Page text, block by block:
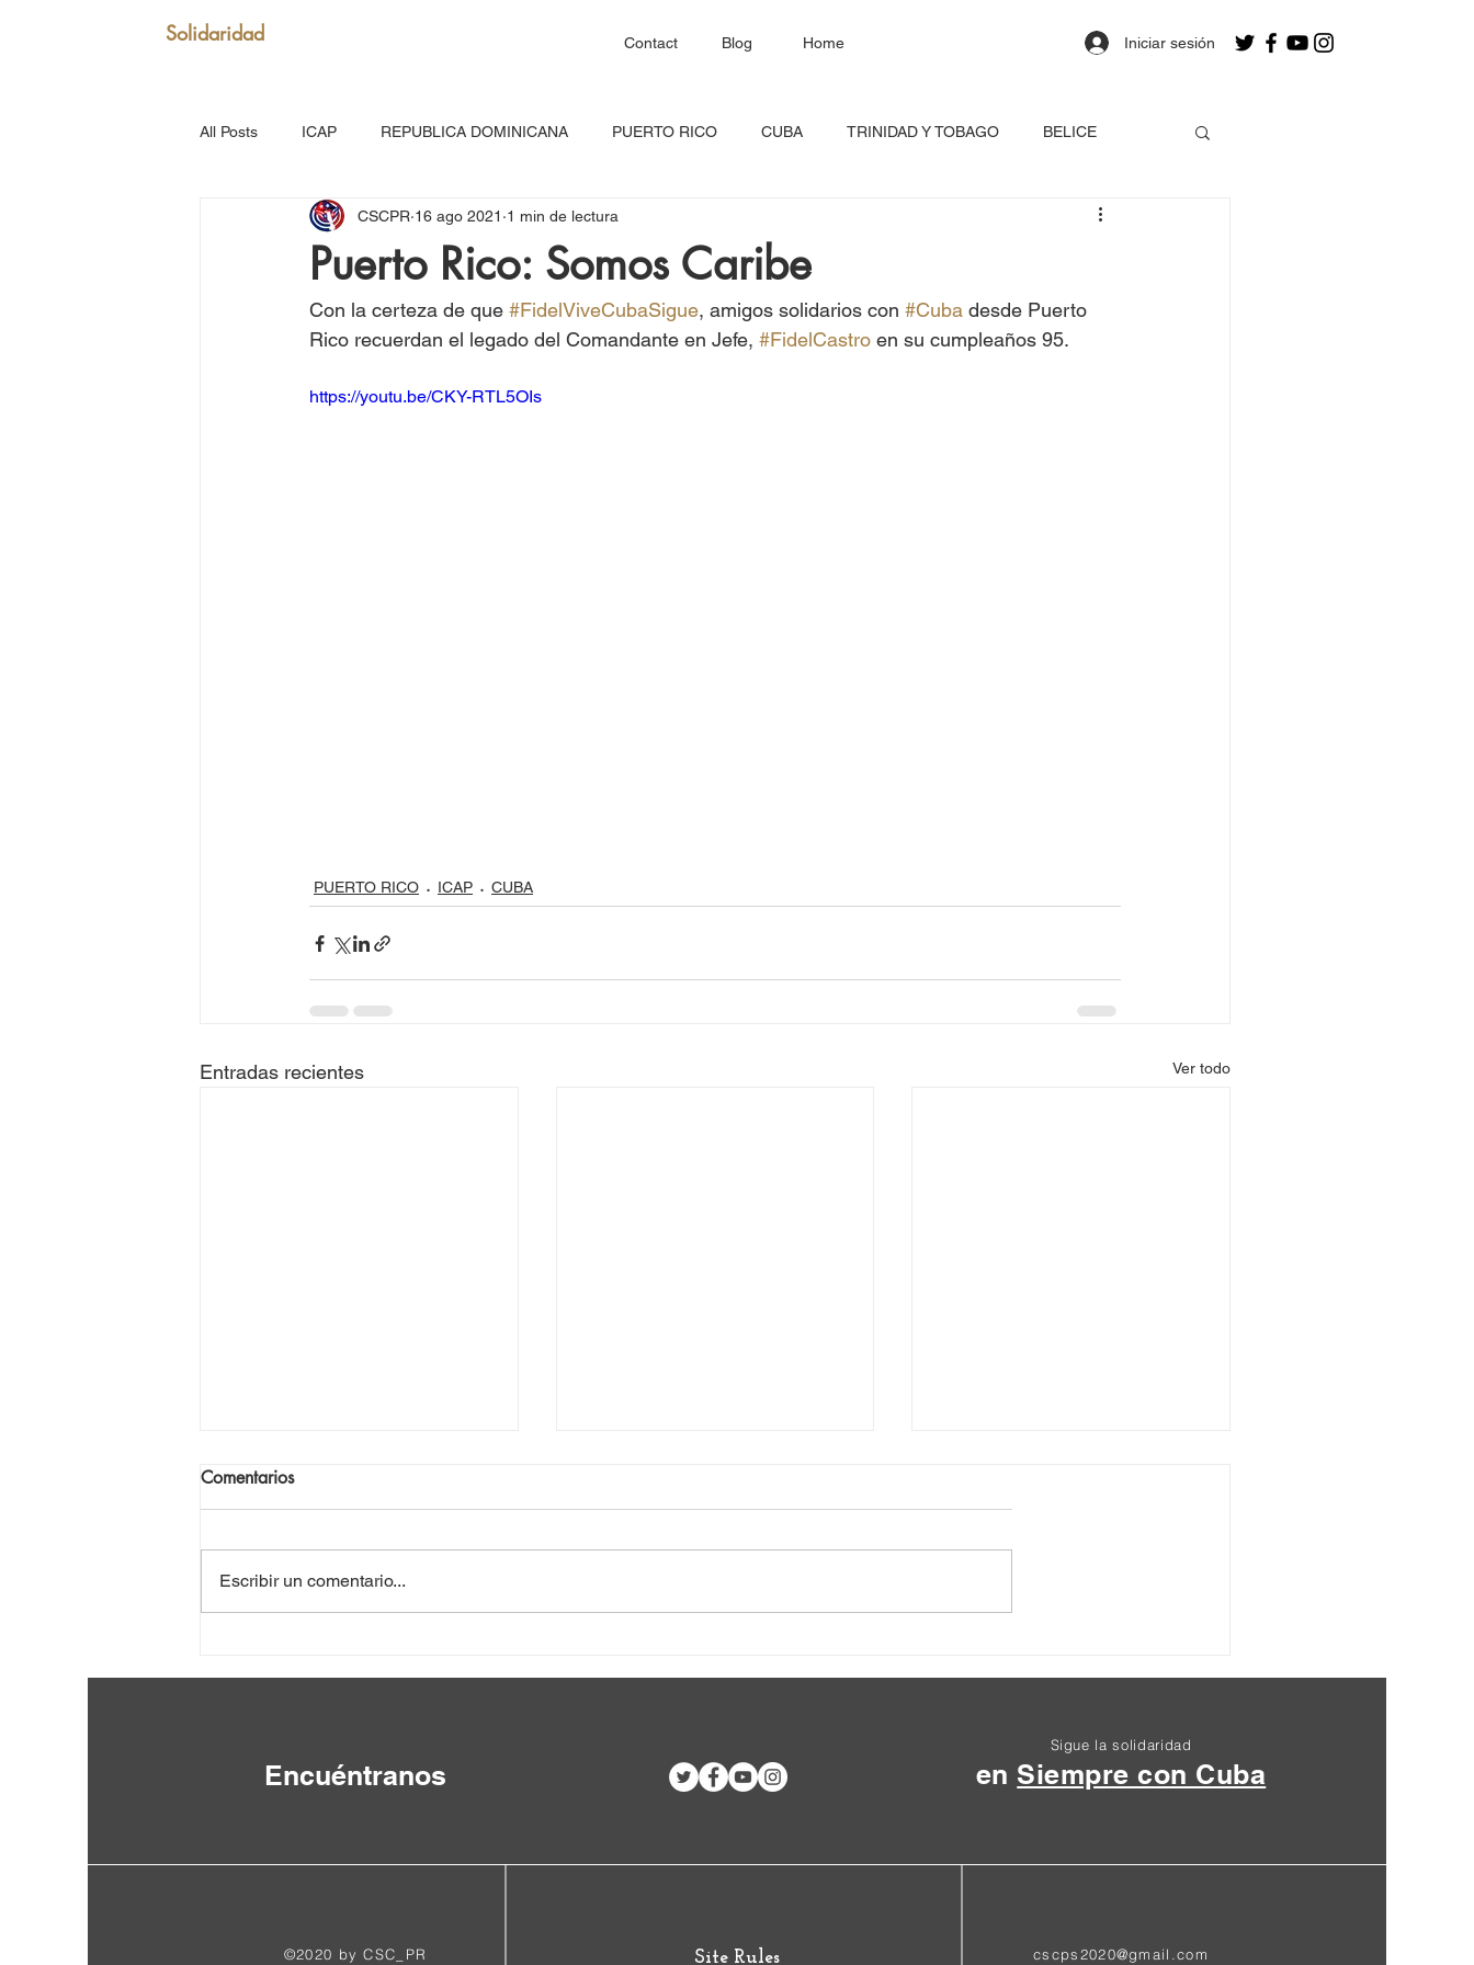
Solidaridad Home
Blog
Contact Iniciar sesión
All Posts ICAP REPUBLICA DOMINICANA PUERTO RICO CUBA TRINIDAD Y TOBAGO BELICE
SAN VICENTE Y GRANADINAS HAITÍ SANTA LUCÍA
MARTINICA VENEZUELA RED CONTINENTAL MEXICO CARICOM Costa Rica Estados Unidos
Puerto Rico: Somos Caribe Brigadas
Puerto Rico: Somos Caribe
CSCPR 16 ago 2021 1 min de lectura
Con la certeza de que #FidelViveCubaSigue, amigos solidarios con #Cuba desde Puerto
Rico recuerdan el legado del Comandante en Jefe, #FidelCastro en su cumpleaños 95.
https://youtu.be/CKY-RTL5OIs
PUERTO RICO ICAP CUBA
Entradas recientes Ver todo
por la Paz y la Abolición de
a Cuba
Harris y rinden homenaje a
Comentarios
Escribir un comentario...
Sigue la solidaridad
Encuéntranos en Siempre con Cuba
©2020 by CSC_PR
Site Rules cscps2020@gmail.com